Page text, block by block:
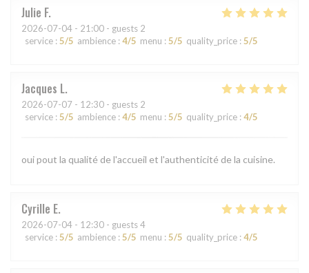
Julie F
2026-07-04 - 21:00 - guests 2
service : 5/5 ambience : 4/5 menu : 5/5 quality_price : 5/5
Jacques L
2026-07-07 - 12:30 - guests 2
service : 5/5 ambience : 4/5 menu : 5/5 quality_price : 4/5
oui pout la qualité de l'accueil et l'authenticité de la cuisine.
Cyrille E
2026-07-04 - 12:30 - guests 4
service : 5/5 ambience : 5/5 menu : 5/5 quality_price : 4/5